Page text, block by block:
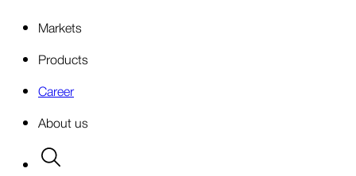
Markets
Products
Career
About us